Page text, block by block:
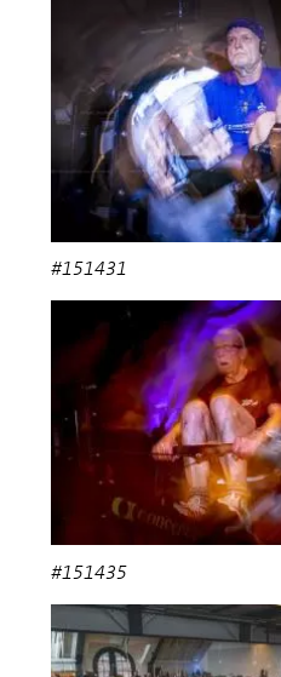
#151431
#151435